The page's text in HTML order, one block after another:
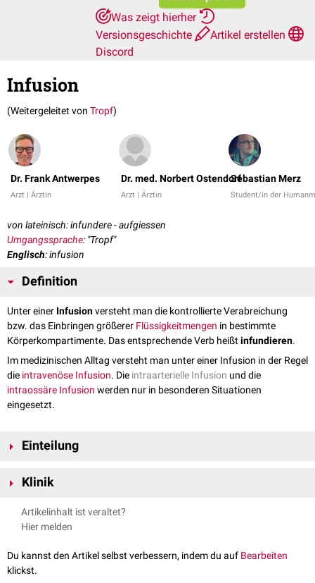
Was zeigt hierher
Versionsgeschichte
Artikel erstellen
Discord
Infusion
(Weitergeleitet von Tropf)
Dr. Frank Antwerpes
Arzt | Ärztin
Dr. med. Norbert Ostendorf
Arzt | Ärztin
Sebastian Merz
Student/in der
von lateinisch: infundere - aufgiessen
Umgangssprache: "Tropf"
Englisch: infusion
Definition
Unter einer Infusionversteht man die kontrollierte Verabreichung
bzw. das Einbringen größerer Flüssigkeitmengen in bestimmte
Körperkompartimente. Das entsprechende Verb heißtinfundieren.
Im medizinischen Alltag versteht man unter einer Infusion in der Regel
die intravenöse Infusion. Die intraarterielle Infusion und die
intraossäre Infusion werden nur in besonderen Situationen
eingesetzt.
Einteilung
intravenöse Infusion
intraarterielle Infusion
intraossäre Infusion
rektale Infusion
Klinik
Die Gabe von Infusionen zu therapeutischen Zwecken ist das
Aufgabenfeld der
unterschiedliche Aufgaben haben. Sie dienen unter anderem:
als Trägerlösung für Arzneimittelgaben (z.B.
Artikelinhalt ist veraltet?
Hier melden
Du kannst den Artikel selbst verbessern, indem du auf Bearbeiten
klickst.